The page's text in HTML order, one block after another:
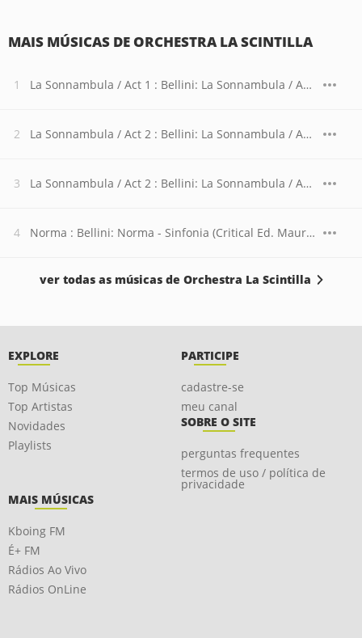
MAIS MÚSICAS DE ORCHESTRA LA SCINTILLA
La Sonnambula / Act 1 : Bellini: La Sonnambula / Act 1 - Introduzione
La Sonnambula / Act 2 : Bellini: La Sonnambula / Act 2 - Introduzione
La Sonnambula / Act 2 : Bellini: La Sonnambula / Act 2 - Larghetto maestoso
Norma : Bellini: Norma - Sinfonia (Critical Ed. Maurizio Biondi and Riccardo Minasi)
ver todas as músicas de Orchestra La Scintilla
EXPLORE
Top Músicas
Top Artistas
Novidades
Playlists
PARTICIPE
cadastre-se
meu canal
SOBRE O SITE
perguntas frequentes
termos de uso / política de
privacidade
MAIS MÚSICAS
Kboing FM
É+ FM
Rádios Ao Vivo
Rádios OnLine